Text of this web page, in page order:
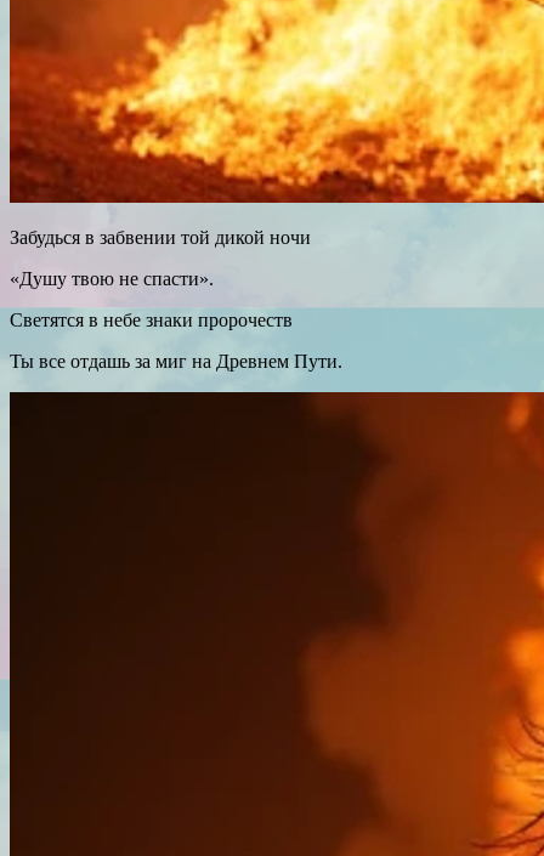
Забудься в забвении той дикой ночи
«Душу твою не спасти».
Светятся в небе знаки пророчеств
Ты все отдашь за миг на Древнем Пути.